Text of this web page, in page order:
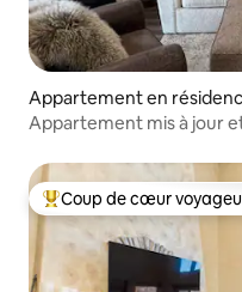
Appartement en
Appartement mis à jour
Coups de cœur
Coup de cœur